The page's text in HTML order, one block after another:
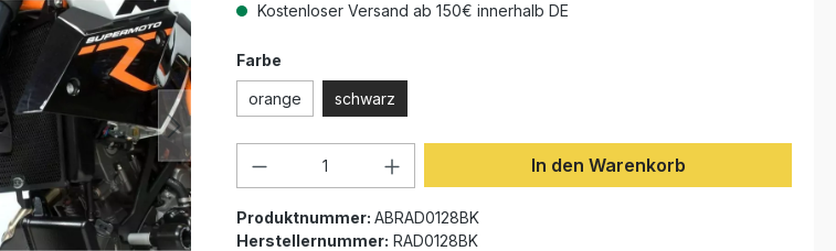
Kostenloser Versand ab 150€ innerhalb DE
Farbeauswählen
orange schwarz
Produkt Anzahl: Gib den gewünschten Wert
In den Warenkorb
Produktnummer: ABRAD0128BK
Herstellernummer: RAD0128BK